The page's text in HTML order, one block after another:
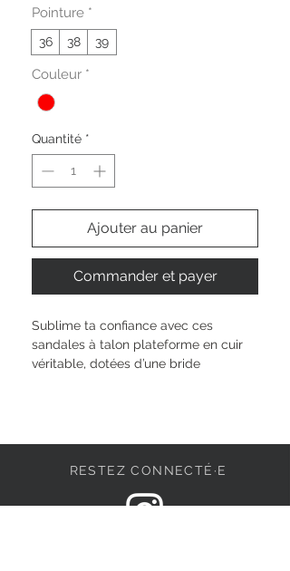
Pointure *
36 38 39
Couleur *
Quantité *
Ajouter au panier
Commander et payer
Sublime ta confiance avec ces
sandales à talon plateforme en cuir
véritable, dotées d’une bride
stabilité optimale, du matin au soir.
Ce mélange unique de matières offre
RESTEZ CONNECTÉ·E